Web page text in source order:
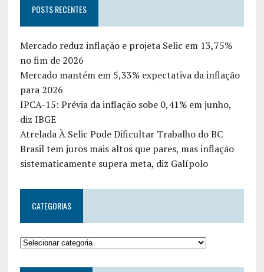
POSTS RECENTES
Mercado reduz inflação e projeta Selic em 13,75%
no fim de 2026
Mercado mantém em 5,33% expectativa da inflação
para 2026
IPCA-15: Prévia da inflação sobe 0,41% em junho,
diz IBGE
Atrelada À Selic Pode Dificultar Trabalho do BC
Brasil tem juros mais altos que pares, mas inflação
sistematicamente supera meta, diz Galípolo
CATEGORIAS